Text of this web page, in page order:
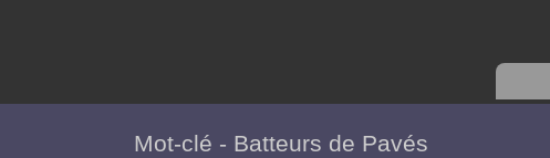
Mot-clé - Batteurs de Pavés